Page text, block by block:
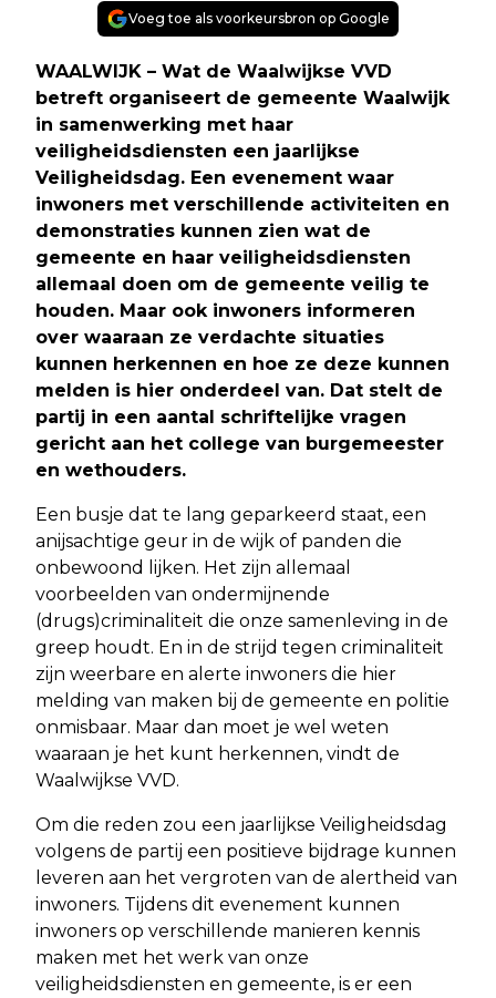
Voeg toe als voorkeursbron op Google
WAALWIJK – Wat de Waalwijkse VVD
betreft organiseert de gemeente Waalwijk
in samenwerking met haar
veiligheidsdiensten een jaarlijkse
Veiligheidsdag. Een evenement waar
inwoners met verschillende activiteiten en
demonstraties kunnen zien wat de
gemeente en haar veiligheidsdiensten
allemaal doen om de gemeente veilig te
houden. Maar ook inwoners informeren
over waaraan ze verdachte situaties
kunnen herkennen en hoe ze deze kunnen
melden is hier onderdeel van. Dat stelt de
partij in een aantal schriftelijke vragen
gericht aan het college van burgemeester
en wethouders.
Een busje dat te lang geparkeerd staat, een
anijsachtige geur in de wijk of panden die
onbewoond lijken. Het zijn allemaal
voorbeelden van ondermijnende
(drugs)criminaliteit die onze samenleving in de
greep houdt. En in de strijd tegen criminaliteit
zijn weerbare en alerte inwoners die hier
melding van maken bij de gemeente en politie
onmisbaar. Maar dan moet je wel weten
waaraan je het kunt herkennen, vindt de
Waalwijkse VVD.
Om die reden zou een jaarlijkse Veiligheidsdag
volgens de partij een positieve bijdrage kunnen
leveren aan het vergroten van de alertheid van
inwoners. Tijdens dit evenement kunnen
inwoners op verschillende manieren kennis
maken met het werk van onze
veiligheidsdiensten en gemeente, is er een